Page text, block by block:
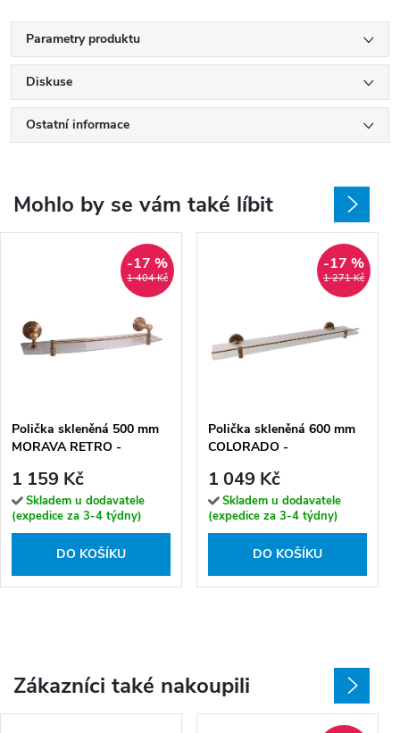
Parametry produktu
Diskuse
Ostatní informace
Mohlo by se vám také líbit
1 404 Kč
-17 %
Polička skleněná 500 mm
MORAVA RETRO -
mosaz (Bronz)
1 159 Kč
Skladem u dodavatele
(expedice za 3-4 týdny)
DO KOŠÍKU
1 271 Kč
-17 %
Polička skleněná 600 mm
COLORADO -
mosaz (Bronz)
1 049 Kč
Skladem u dodavatele
(expedice za 3-4 týdny)
DO KOŠÍKU
Zákazníci také nakoupili